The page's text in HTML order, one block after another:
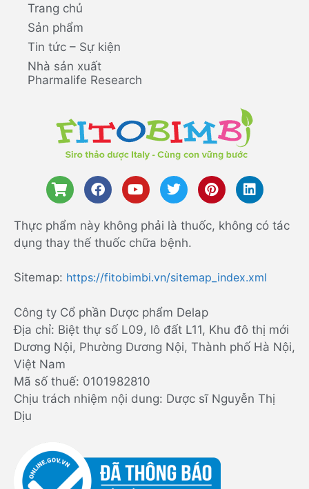
Trang chủ
Sản phẩm
Tin tức – Sự kiện
Nhà sản xuất
Pharmalife Research
Thực phẩm này không phải là thuốc, không có tác
dụng thay thế thuốc chữa bệnh.
Sitemap: https://fitobimbi.vn/sitemap_index.xml
Công ty Cổ phần Dược phẩm Delap
Địa chỉ: Biệt thự số L09, lô đất L11, Khu đô thị mới
Dương Nội, Phường Dương Nội, Thành phố Hà Nội,
Việt Nam
Mã số thuế: 0101982810
Chịu trách nhiệm nội dung: Dược sĩ Nguyễn Thị
Dịu